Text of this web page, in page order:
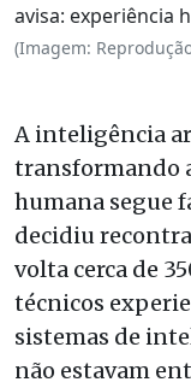
(Imagem:
A inteligência
transformando
humana segue
decidiu
volta cerca de
técnicos
sistemas de
não estavam